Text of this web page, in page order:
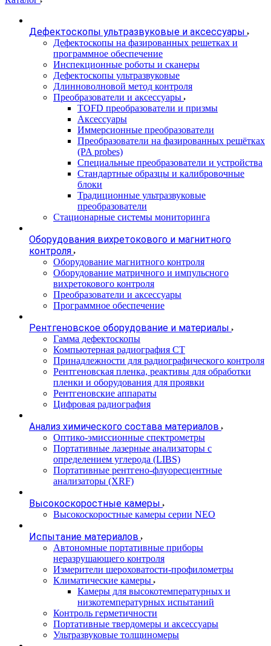
Дефектоскопы ультразвуковые и аксессуары
Дефектоскопы на фазированных решетках и
программное обеспечение
Инспекционные роботы и сканеры
Дефектоскопы ультразвуковые
Длинноволновой метод контроля
Преобразователи и аксессуары
TOFD преобразователи и призмы
Аксессуары
Иммерсионные преобразователи
Преобразователи на фазированных решётках
(PA probes)
Специальные преобразователи и устройства
Стандартные образцы и калибровочные
блоки
Традиционные ультразвуковые
преобразователи
Стационарные системы мониторинга
Оборудования вихретокового и магнитного
контроля
Оборудование магнитного контроля
Оборудование матричного и импульсного
вихретокового контроля
Преобразователи и аксессуары
Программное обеспечение
Рентгеновское оборудование и материалы
Гамма дефектоскопы
Компьютерная радиография CT
Принадлежности для радиографического контроля
Рентгеновская пленка, реактивы для обработки
пленки и оборудования для проявки
Рентгеновские аппараты
Цифровая радиография
Анализ химического состава материалов
Оптико-эмиссионные спектрометры
Портативные лазерные анализаторы с
определением углерода (LIBS)
Портативные рентгено-флуоресцентные
анализаторы (XRF)
Высокоскоростные камеры
Высокоскоростные камеры серии NEO
Испытание материалов
Автономные портативные приборы
неразрушающего контроля
Измерители шероховатости-профилометры
Климатические камеры
Камеры для высокотемпературных и
низкотемпературных испытаний
Контроль герметичности
Портативные твердомеры и аксессуары
Ультразвуковые толщиномеры